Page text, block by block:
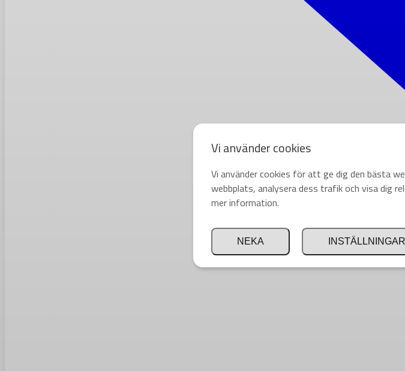
Vi använder cookies
Vi använder cookies för att ge dig den bästa
webbplats, analysera dess trafik och visa dig
mer information.
INSTÄLLNINGAR
NEKA